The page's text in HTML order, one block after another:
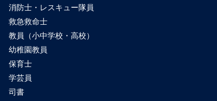
消防士・レスキュー隊員
救急救命士
教員（小中学校・高校）
幼稚園教員
保育士
学芸員
司書